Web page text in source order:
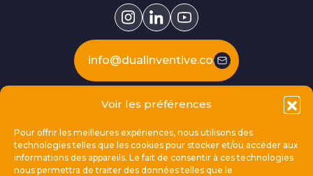
Voir les préférences
Pour offrir les meilleures expériences, nous utilisons des
technologies telles que les cookies pour stocker et/ou accéder aux
informations des appareils. Le fait de consentir à ces technologies
nous permettra de traiter des données telles que le
info@dualinventive.com
Our products
This is Dual Inventive